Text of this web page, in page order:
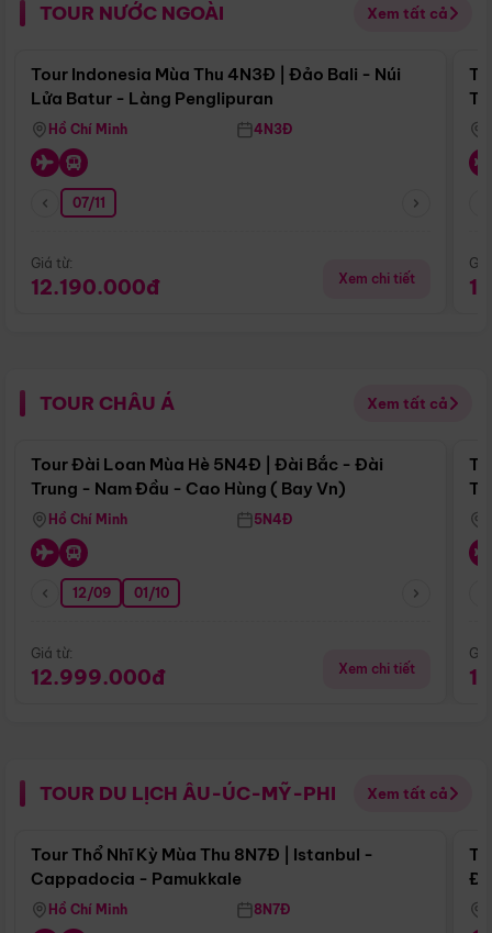
TOUR NƯỚC NGOÀI Xem tất cả
Điểm nổi bật
Tour Indonesia Mùa Thu 4N3Đ | Đảo Bali - Núi
Lửa Batur - Làng Penglipuran
Hồ Chí Minh 4N3Đ
07/11
Giá từ:
12.190.000đ Xem chi tiết
TOUR CHÂU Á Xem tất cả
Điểm nổi bật
Tour Đài Loan Mùa Hè 5N4Đ | Đài Bắc - Đài
Trung - Nam Đầu - Cao Hùng ( Bay Vn)
Hồ Chí Minh 5N4Đ
12/09 01/10
Giá từ:
12.999.000đ Xem chi tiết
TOUR DU LỊCH ÂU-ÚC-MỸ-PHI Xem tất cả
Điểm nổi bật
Tour Thổ Nhĩ Kỳ Mùa Thu 8N7Đ | Istanbul -
Cappadocia - Pamukkale
Hồ Chí Minh 8N7Đ